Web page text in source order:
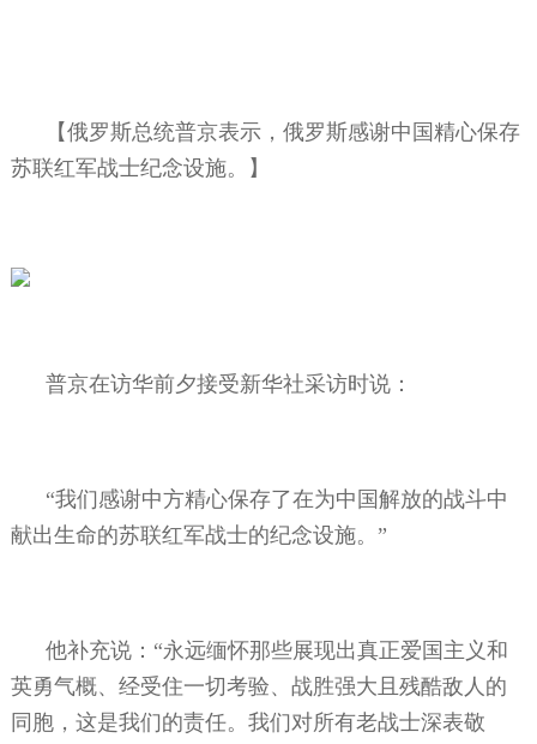
【俄罗斯总统普京表示，俄罗斯感谢中国精心保存
苏联红军战士纪念设施。】
普京在访华前夕接受新华社采访时说：
“我们感谢中方精心保存了在为中国解放的战斗中
献出生命的苏联红军战士的纪念设施。”
他补充说：“永远缅怀那些展现出真正爱国主义和
英勇气概、经受住一切考验、战胜强大且残酷敌人的
同胞，这是我们的责任。我们对所有老战士深表敬